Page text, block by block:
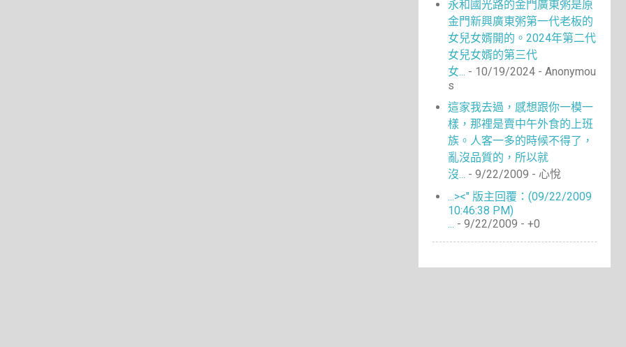
永和國光路的金門廣東粥是原
金門新興廣東粥第一代老板的
女兒女婿開的。2024年第二代
女兒女婿的第三代
女... - 10/19/2024 - Anonymou
s
這家我去過，感想跟你一模一
樣，那裡是賣中午外食的上班
族。人客一多的時候不得了，
亂沒品質的，所以就
沒... - 9/22/2009 - 心悅
...><" 版主回覆：(09/22/2009
10:46:38 PM)
... - 9/22/2009 - +0